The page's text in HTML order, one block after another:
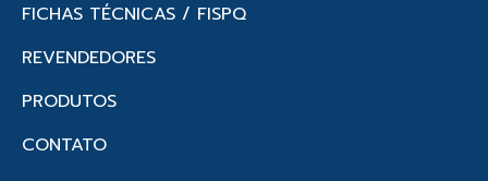
FICHAS TÉCNICAS / FISPQ
REVENDEDORES
PRODUTOS
CONTATO